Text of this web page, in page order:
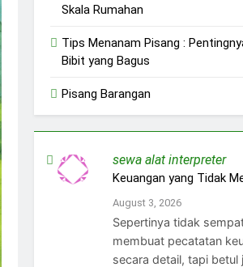
Skala Rumahan
Tips Menanam Pisang :
Bibit yang Bagus
Pisang Barangan
sewa alat interpreteron
Keuangan yang Tidak
August 3, 2026
Sepertinya tidak
membuat pecatatan
secara detail, tapi betul